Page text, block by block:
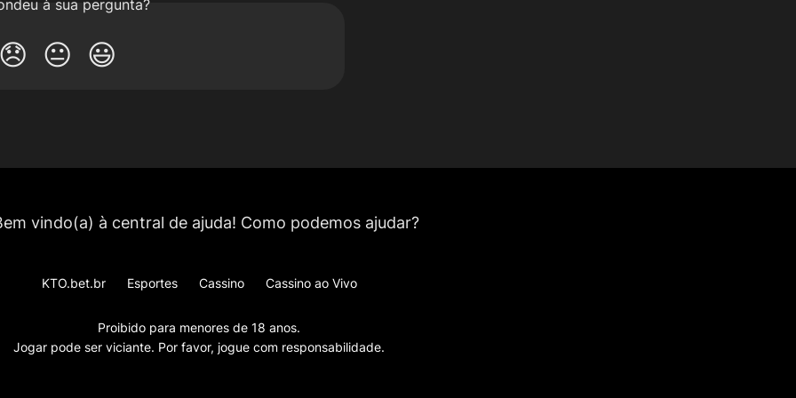
à sua pergunta?
😐 😃
KTO.bet.br Esportes Cassino Cassino ao Vivo
Proibido para menores de 18 anos.
Jogar pode ser viciante. Por favor, jogue com responsabilidade.